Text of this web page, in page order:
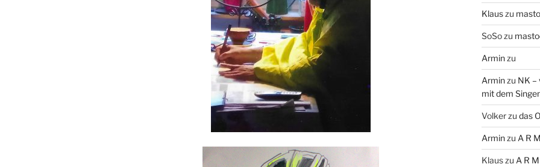
Klauszu
SoSozu
Arminzu
Arminzu NK –
mit dem
Volkerzu das
Arminzu A R
Klauszu A R